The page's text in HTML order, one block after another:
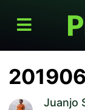
Juanjo